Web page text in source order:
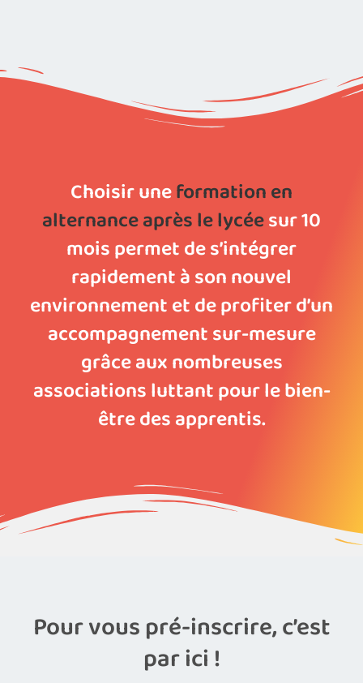
Choisir uneformation en
alternance après le lycéesur 10
mois permet de s’intégrer
rapidement à son nouvel
environnement et de profiter d’un
accompagnement sur-mesure
grâce aux nombreuses
associations luttant pour le bien-
être des apprentis.
Pour vous pré-inscrire, c’est
par ici !